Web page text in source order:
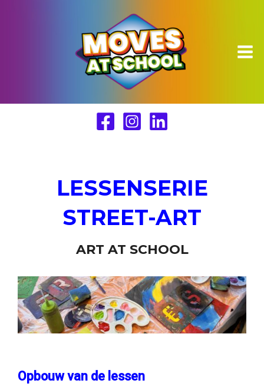
LESSENSERIE
STREET-ART
ART AT SCHOOL
Opbouw van de lessen